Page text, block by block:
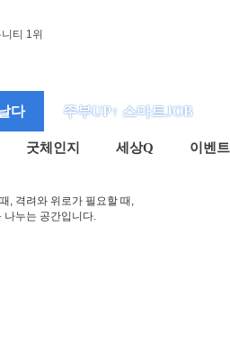
다 주부UP↑ 스마트JOB
굿체인지 세상Q 이벤트
, 격려와 위로가 필요할 때,
나누는 공간입니다.